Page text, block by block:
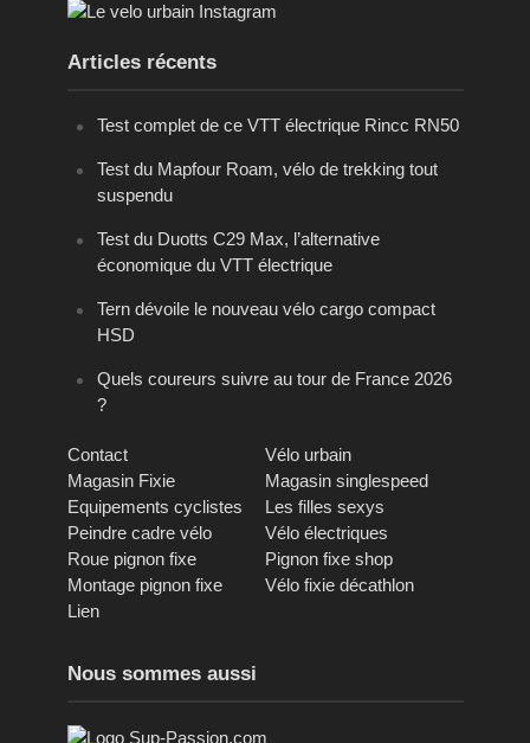
Articles récents
Test complet de ce VTT électrique Rincc RN50
Test du Mapfour Roam, vélo de trekking tout
suspendu
Test du Duotts C29 Max, l’alternative
économique du VTT électrique
Tern dévoile le nouveau vélo cargo compact
HSD
Quels coureurs suivre au tour de France 2026
?
Contact
Vélo urbain
Magasin Fixie
Magasin singlespeed
Equipements cyclistes
Les filles sexys
Peindre cadre vélo
Vélo électriques
Roue pignon fixe
Pignon fixe shop
Montage pignon fixe
Vélo fixie décathlon
Lien
Nous sommes aussi